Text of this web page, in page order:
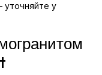
уточняйте у